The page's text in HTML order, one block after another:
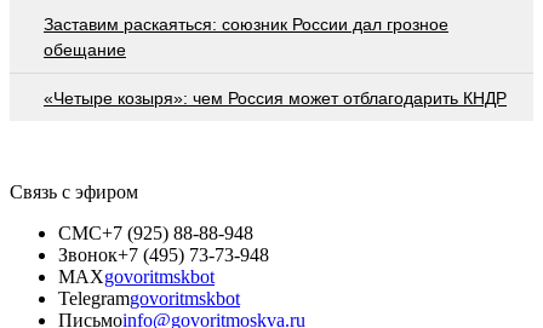
Заставим раскаяться: союзник России дал грозное
обещание
«Четыре козыря»: чем Россия может отблагодарить КНДР
Связь с эфиром
СМС+7 (925) 88-88-948
Звонок+7 (495) 73-73-948
MAXgovoritmskbot
Telegramgovoritmskbot
Письмоinfo@govoritmoskva.ru